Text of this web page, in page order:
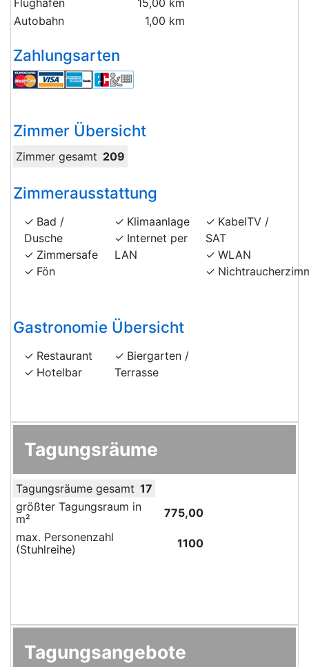
Flughafen
15,00 km
Autobahn
1,00 km
Zahlungsarten
Zimmer Übersicht
Zimmer gesamt 209
Zimmerausstattung
Bad /
Dusche
Zimmersafe
Fön
Klimaanlage
Internet per
LAN
KabelTV /
SAT
WLAN
Gastronomie Übersicht
Restaurant
Hotelbar
Biergarten /
Terrasse
Tagungsräume
Tagungsräume gesamt 17
größter Tagungsraum in
m²
775,00
max. Personenzahl
(Stuhlreihe)
1100
Tagungsangebote